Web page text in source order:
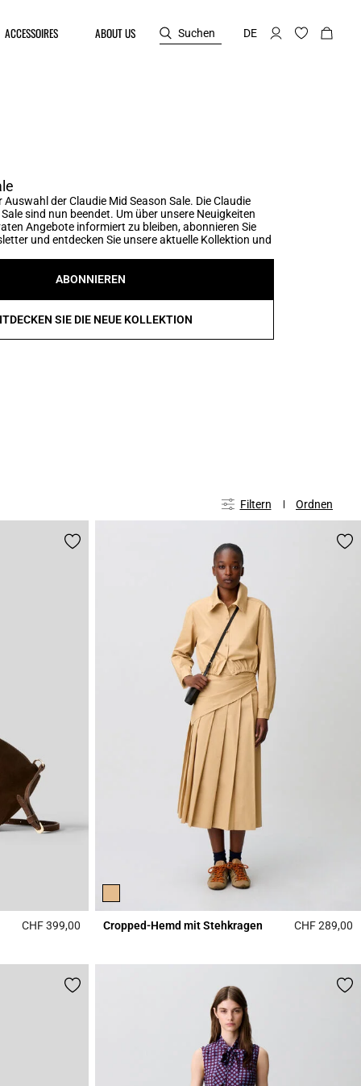
ACCESSOIRES ABOUT US Suchen DE
Auswahl der Claudie Mid Season Sale. Die Claudie
sind nun beendet. Um über unsere Neuigkeiten
Angebote informiert zu bleiben, abonnieren Sie
und entdecken Sie unsere aktuelle Kollektion und
ABONNIEREN
SIE DIE NEUE KOLLEKTION
Filtern Ordnen
CHF 399,00 4.3 out of 5 Customer Rating
Cropped-Hemd mit Stehkragen CHF 289,00